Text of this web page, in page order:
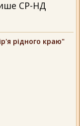
СР-НД
рідного краю"